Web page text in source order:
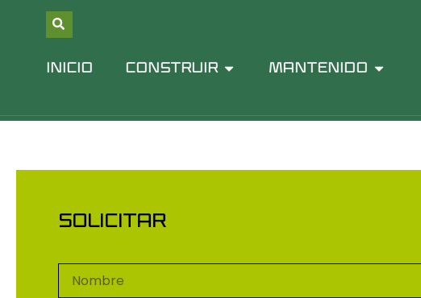
contenido
INICIO CONSTRUIR MANTENIDO
SOLICITAR